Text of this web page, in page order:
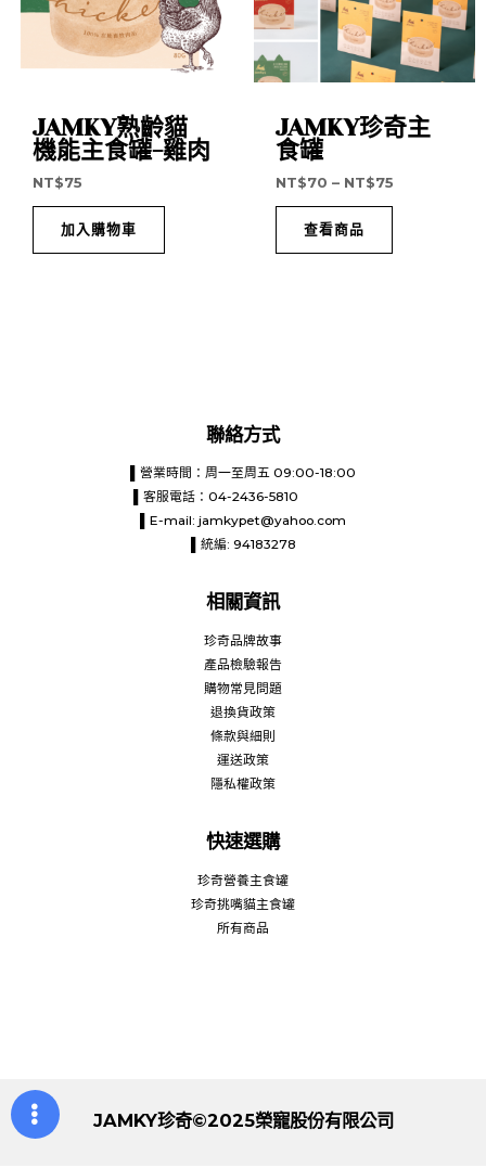
JAMKY熟齡貓
機能主食罐-雞肉
NT$75
加入購物車
JAMKY珍奇主
食罐
NT$70 – NT$75
查看商品
聯絡方式
▌營業時間：周一至周五 09:00-18:00
▌客服電話：04-2436-5810
▌E-mail: jamkypet@yahoo.com
▌統編: 94183278
相關資訊
珍奇品牌故事
產品檢驗報告
購物常見問題
退換貨政策
條款與細則
運送政策
隱私權政策
快速選購
珍奇營養主食罐
珍奇挑嘴貓主食罐
所有商品
JAMKY珍奇©2025榮寵股份有限公司